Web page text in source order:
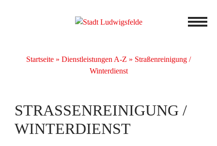
Startseite » Dienstleistungen A-Z » Straßenreinigung /
Winterdienst
STRASSENREINIGUNG / W
INTERDIENST